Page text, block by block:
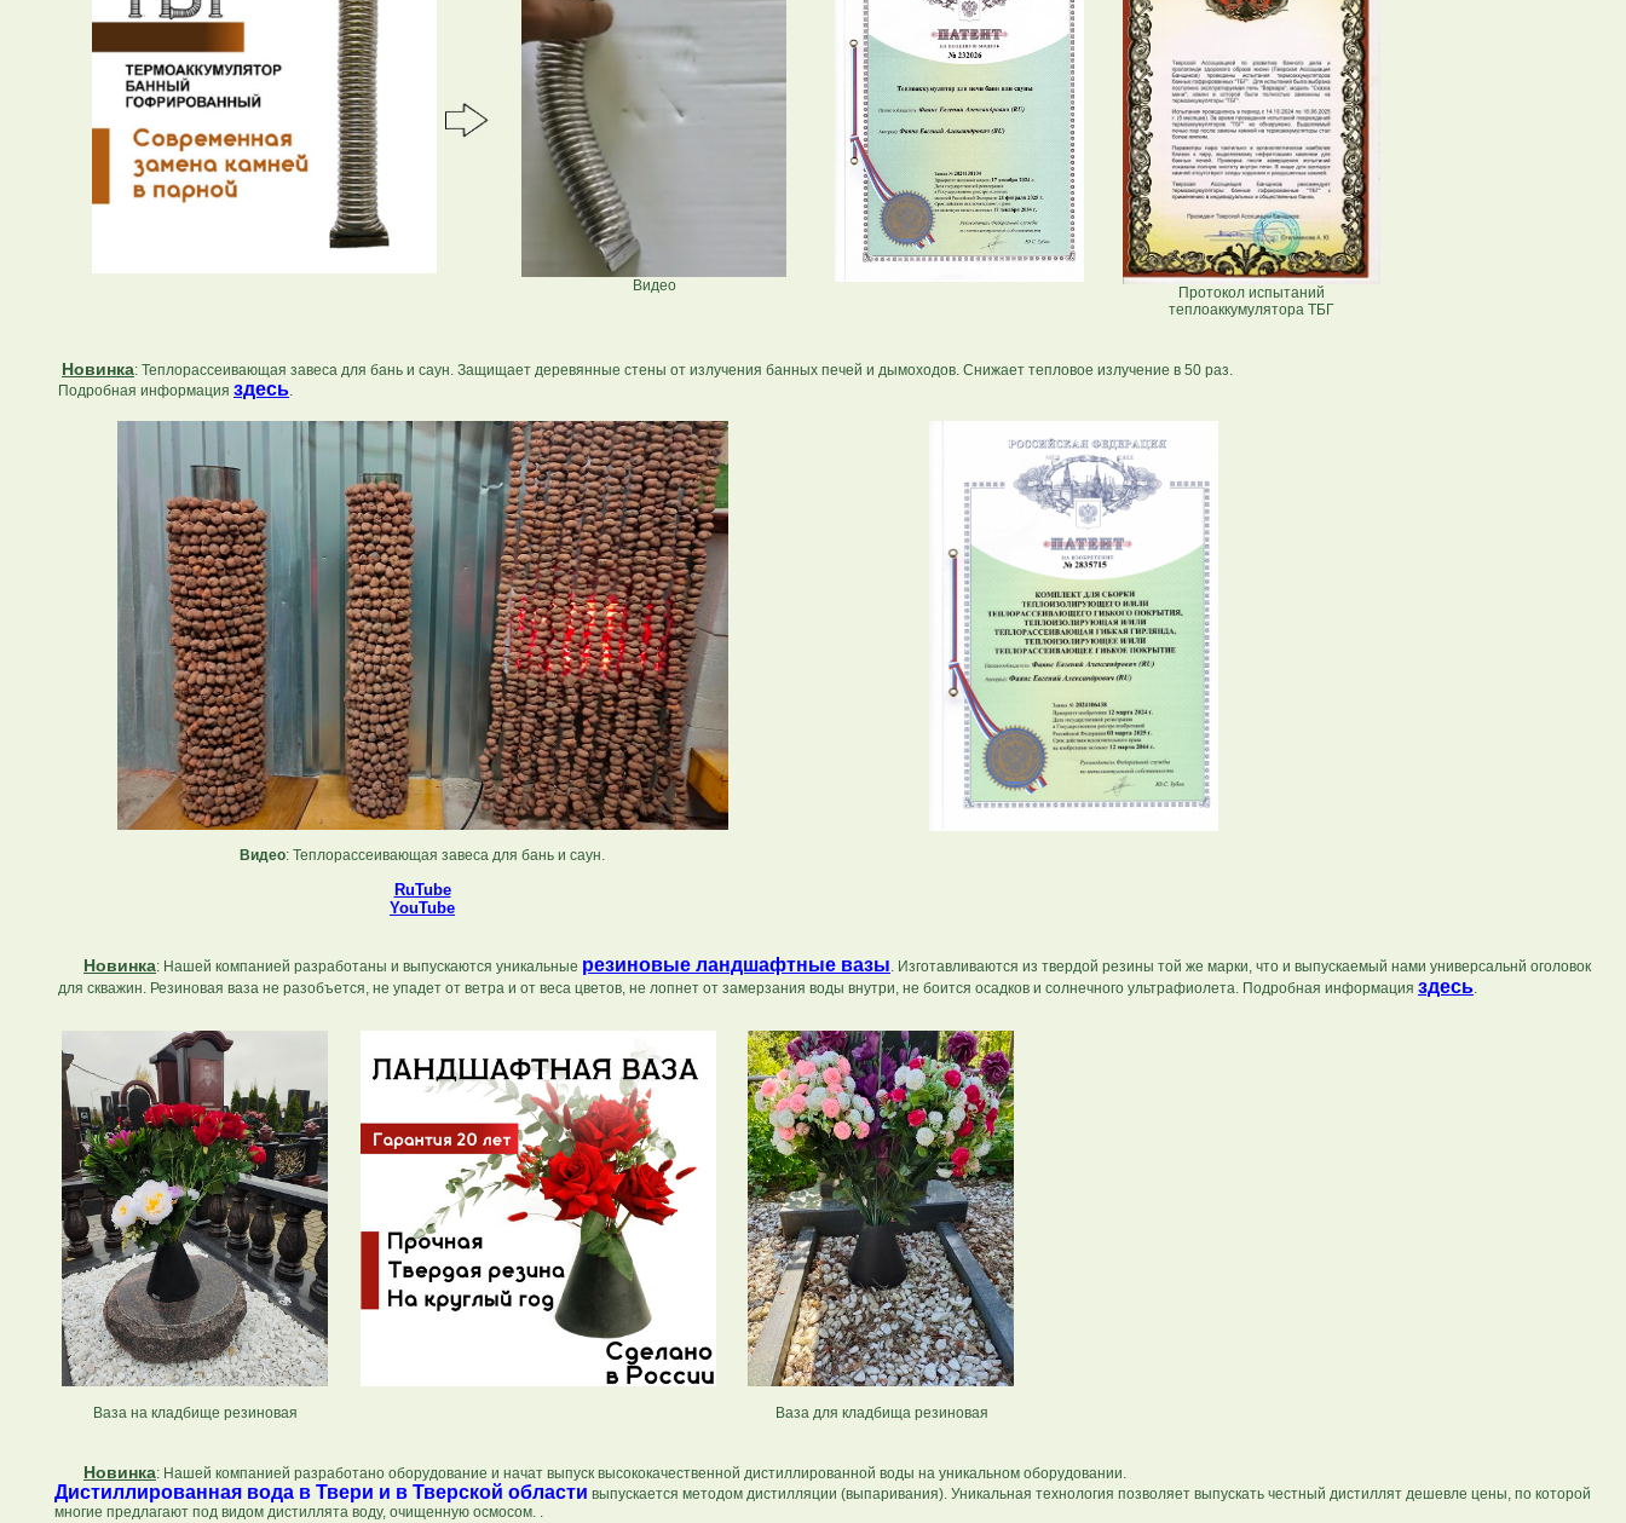
Видео
Протокол испытаний
теплоаккумулятора ТБГ
Новинка: Теплорассеивающая завеса для бань и саун. Защищает деревянные стены от излучения банных печей и дымоходов. Снижает тепловое излучение в 50 раз.
Подробная информация здесь.
Видео: Теплорассеивающая завеса для бань и саун.
RuTube
YouTube
Новинка: Нашей компанией разработаны и выпускаются уникальные резиновые ландшафтные вазы. Изготавливаются из твердой резины той же марки, что и выпускаемый нами универсальнй оголовок
для скважин. Резиновая ваза не разобъется, не упадет от ветра и от веса цветов, не лопнет от замерзания воды внутри, не боится осадков и солнечного ультрафиолета. Подробная информация здесь.
Ваза на кладбище резиновая Ваза для кладбища резиновая
Новинка: Нашей компанией разработано оборудование и начат выпуск высококачественной дистиллированной воды на уникальном оборудовании.
Дистиллированная вода в Твери и в Тверской области выпускается методом дистилляции (выпаривания). Уникальная технология позволяет выпускать честный дистиллят дешевле цены, по которой
многие предлагают под видом дистиллята воду, очищенную осмосом. .